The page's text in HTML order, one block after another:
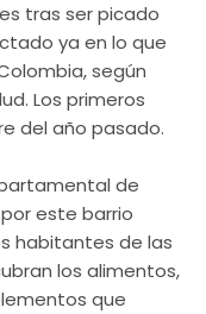
tras ser picado
ya en lo que
según
Los primeros
del año pasado.
de
este barrio
habitantes de las
los alimentos,
que